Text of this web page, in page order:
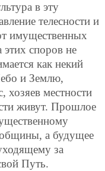
в эту
телесности и
имущественных
этих споров не
как некий
и Землю,
местности
живут. Прошлое
а будущее
за
Путь.